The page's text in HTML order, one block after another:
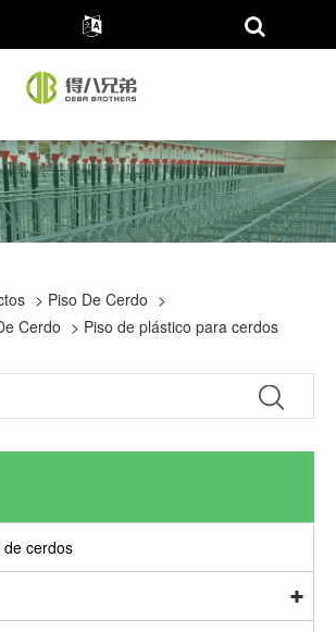
> Piso De Cerdo >
Cerdo > Piso de plástico para cerdos
cerdos